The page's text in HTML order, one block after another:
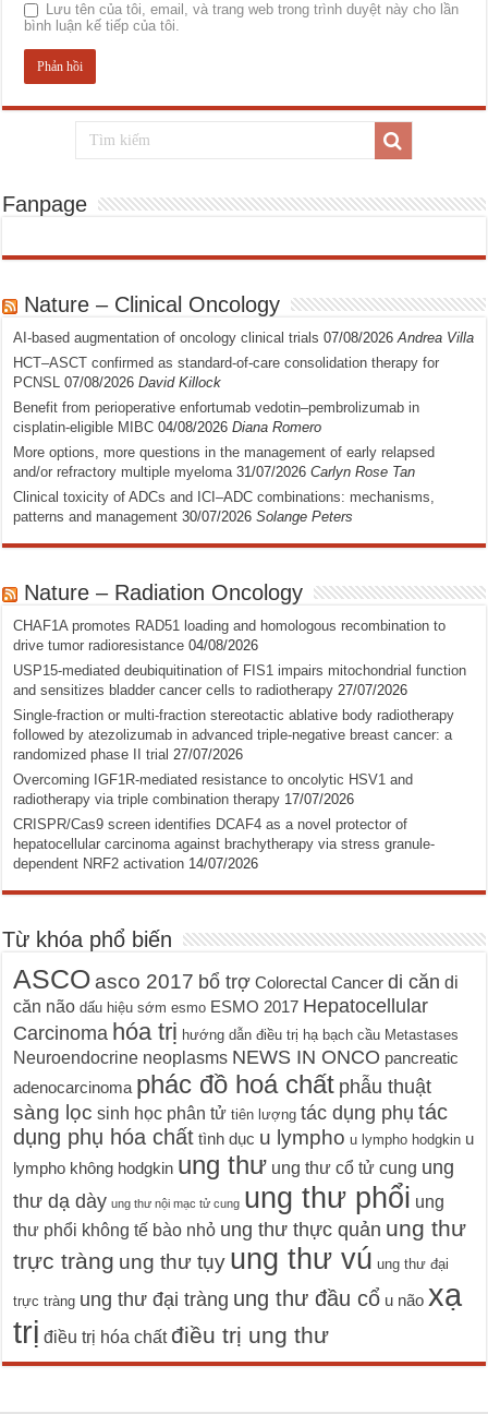
Lưu tên của tôi, email, và trang web trong trình duyệt này cho lần
bình luận kế tiếp của tôi.
Fanpage
Nature – Clinical Oncology
AI-based augmentation of oncology clinical trials 07/08/2026 Andrea Villa
HCT–ASCT confirmed as standard-of-care consolidation therapy for
PCNSL 07/08/2026 David Killock
Benefit from perioperative enfortumab vedotin–pembrolizumab in
cisplatin-eligible MIBC 04/08/2026 Diana Romero
More options, more questions in the management of early relapsed
and/or refractory multiple myeloma 31/07/2026 Carlyn Rose Tan
Clinical toxicity of ADCs and ICI–ADC combinations: mechanisms,
patterns and management 30/07/2026 Solange Peters
Nature – Radiation Oncology
CHAF1A promotes RAD51 loading and homologous recombination to
drive tumor radioresistance 04/08/2026
USP15-mediated deubiquitination of FIS1 impairs mitochondrial function
and sensitizes bladder cancer cells to radiotherapy 27/07/2026
Single-fraction or multi-fraction stereotactic ablative body radiotherapy
followed by atezolizumab in advanced triple-negative breast cancer: a
randomized phase II trial 27/07/2026
Overcoming IGF1R-mediated resistance to oncolytic HSV1 and
radiotherapy via triple combination therapy 17/07/2026
CRISPR/Cas9 screen identifies DCAF4 as a novel protector of
hepatocellular carcinoma against brachytherapy via stress granule-
dependent NRF2 activation 14/07/2026
Từ khóa phổ biến
ASCO asco 2017 bổ trợ Colorectal Cancer di căn di
căn não dấu hiệu sớm esmo ESMO 2017 Hepatocellular
Carcinoma hóa trị hướng dẫn điều trị hạ bạch cầu Metastases
Neuroendocrine neoplasms NEWS IN ONCO pancreatic
adenocarcinoma phác đồ hoá chất phẫu thuật
sàng lọc sinh học phân tử tiên lượng tác dụng phụ tác
dụng phụ hóa chất tình dục u lympho u lympho hodgkin u
lympho không hodgkin ung thư ung thư cổ tử cung ung
thư dạ dày ung thư nội mạc tử cung ung thư phổi ung
thư phổi không tế bào nhỏ ung thư thực quản ung thư
trực tràng ung thư tụy ung thư vú ung thư đại
trực tràng ung thư đại tràng ung thư đầu cổ u não xạ
trị điều trị hóa chất điều trị ung thư